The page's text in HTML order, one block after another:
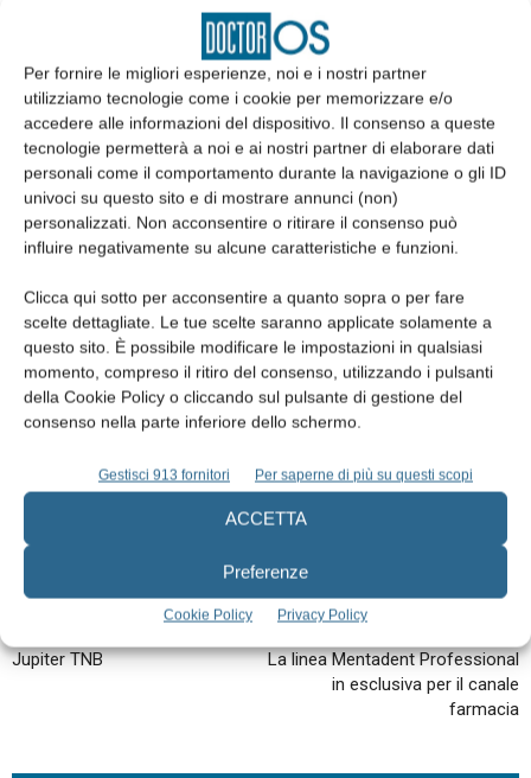
Per fornire le migliori esperienze, noi e i nostri partner
utilizziamo tecnologie come i cookie per memorizzare e/o
accedere alle informazioni del dispositivo. Il consenso a queste
tecnologie permetterà a noi e ai nostri partner di elaborare dati
personali come il comportamento durante la navigazione o gli ID
univoci su questo sito e di mostrare annunci (non)
personalizzati. Non acconsentire o ritirare il consenso può
influire negativamente su alcune caratteristiche e funzioni.
Clicca qui sotto per acconsentire a quanto sopra o per fare
scelte dettagliate. Le tue scelte saranno applicate solamente a
questo sito. È possibile modificare le impostazioni in qualsiasi
momento, compreso il ritiro del consenso, utilizzando i pulsanti
della Cookie Policy o cliccando sul pulsante di gestione del
consenso nella parte inferiore dello schermo.
Gestisci 913 fornitori Per saperne di più su questi scopi
ACCETTA
Preferenze
Cookie Policy Privacy Policy
Di contro potrà esservi un motivo di sospetto che potrebbe
coinvolgere anche il paziente del professionista qualora la
questione, sia per il profilo soggettivo del paziente che per le
modalità o la reiterazione dei pagamenti effettuati con tali tagli di
banconote, meriti una segnalazione agli organismi competenti per
gli opportuni approfondimenti. Non sussistono, di contro, questioni
versamenti di denaro contate con tagli inferiori.
Jupiter TNB
La linea Mentadent Professional
in esclusiva per il canale
farmacia